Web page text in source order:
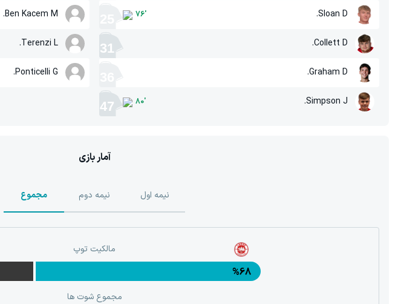
Sloan D.
76'
Collett D.
31
Graham D.
Simpson J.
80'
47
Ben Kacem M.
Terenzi L.
Ponticelli G.
آمار بازی
نیمه اول نیمه دوم مجموع
مالکیت توپ
%68
مجموع شوت ها